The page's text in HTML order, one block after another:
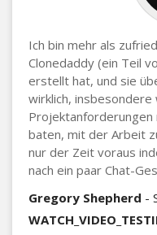
Ich bin mehr als
Clonedaddy (ein Teil
erstellt hat, und sie
wirklich,
Projektanforderungen
baten, mit der Arbeit
nur der Zeit voraus
nach ein paar Chat-
Gregory Shepherd -